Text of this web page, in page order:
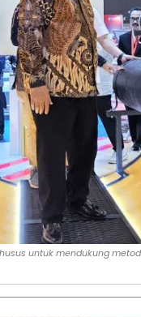
untuk mendukung